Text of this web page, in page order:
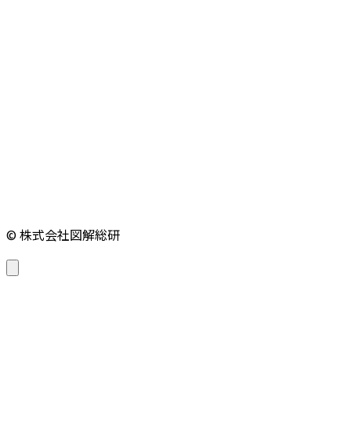
© 株式会社図解総研